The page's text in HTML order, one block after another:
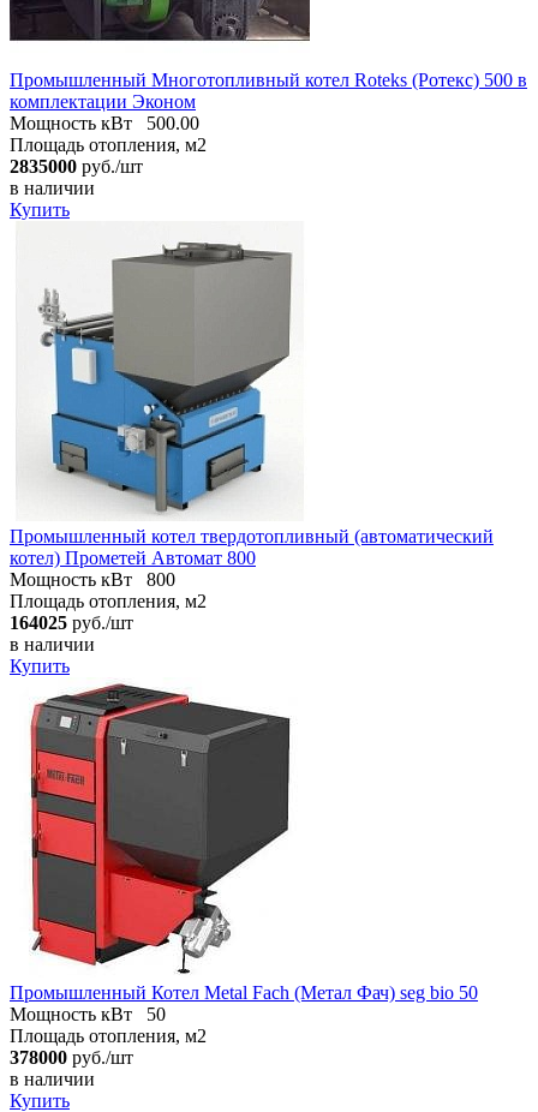
Промышленный Многотопливный котел Roteks (Ротекс) 500 в
комплектации Эконом
Мощность кВт
500.00
Площадь отопления, м2
2835000 руб./шт
в наличии
Купить
Промышленный котел твердотопливный (автоматический
котел) Прометей Автомат 800
Мощность кВт
800
Площадь отопления, м2
164025 руб./шт
в наличии
Купить
Промышленный Котел Metal Fach (Метал Фач) seg bio 50
Мощность кВт
50
Площадь отопления, м2
378000 руб./шт
в наличии
Купить